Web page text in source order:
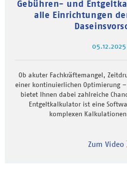
Gebühren- und
alle Einrichtungen
05.12.2025
Ob akuter Fachkräftemangel,
einer kontinuierlichen Optimierung
bietet Ihnen dabei zahlreiche
Entgeltkalkulator ist eine
komplexen
Zum Video